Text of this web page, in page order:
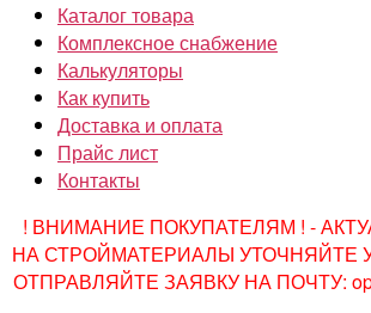
Каталог товара
Комплексное снабжение
Калькуляторы
Как купить
Доставка и оплата
Прайс лист
Контакты
! ВНИМАНИЕ ПОКУПАТЕЛЯМ ! -
НА СТРОЙМАТЕРИАЛЫ УТОЧНЯЙТЕ
ОТПРАВЛЯЙТЕ ЗАЯВКУ НА ПОЧТУ: